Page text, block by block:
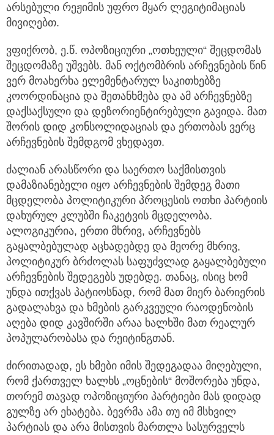
არსებული რეჟიმის უფრო მყარ ლეგიტიმაციას
მივიღებთ.
ვფიქრობ, ე.წ. ოპოზიციური „ოთხეული“ შეცდომას
შეცდომაზე უშვებს. მან ოქტომბრის არჩევნების წინ
ვერ მოახერხა ელემენტარულ საკითხებზე
კოორდინაცია და შეთანხმება და ამ არჩევნებზე
დაქსაქსული და დეზორიენტირებული გავიდა. მათ
შორის დიდ კონსოლიდაციას და ერთობას ვერც
არჩევნების შემდგომ ვხედავთ.
ძალიან არასწორი და საერთო საქმისთვის
დამაზიანებელი იყო არჩევნების შემდეგ მათი
მცდელობა პოლიტიკური პროცესის ოთხი პარტიის
დახურულ კლუბში ჩაკეტვის მცდელობა.
ალოგიკურია, ერთი მხრივ, არჩევნებს
გაყალბებულად აცხადებდე და მეორე მხრივ,
პოლიტიკურ ბრძოლას საფუძვლად გაყალბებული
არჩევნების შედეგებს უდებდე. თანაც, ისიც ხომ
უნდა ითქვას პატიოსნად, რომ მათ მიერ ბარიერის
გადალახვა და ხმების გარკვეული რაოდენობის
აღება დიდ კავშირში არაა ხალხში მათ რეალურ
პოპულარობასა და რეიტინგთან.
ძირითადად, ეს ხმები იმის შედეგადაა მიღებული,
რომ ქართველ ხალხს „ოცნების“ მოშორება უნდა,
თორემ თავად ოპოზიციური პარტიები მას დიდად
გულზე არ ეხატება. ბევრმა ამა თუ იმ მსხვილ
პარტიას და არა მისთვის მართლა სასურველს